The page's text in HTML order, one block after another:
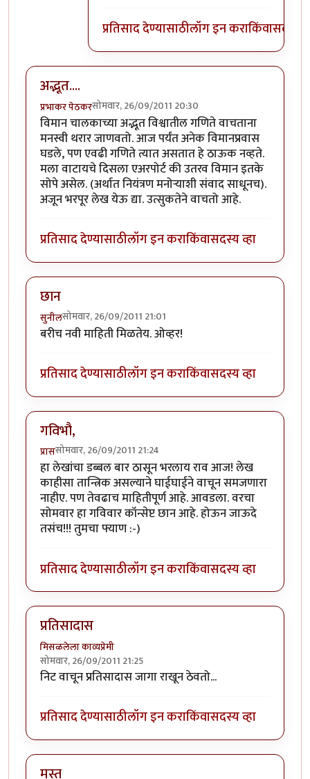
प्रतिसाद देण्यासाठीलॉग इन कराकिंवासदस्य
अद्भूत....
प्रभाकर पेठकरसोमवार, 26/09/2011 20:30
विमान चालकाच्या अद्भूत विश्वातील गणिते वाचताना
मनस्वी थरार जाणवतो. आज पर्यंत अनेक विमानप्रवास
घडले, पण एवढी गणिते त्यात असतात हे ठाऊक नव्हते.
मला वाटायचे दिसला एअरपोर्ट की उतरव विमान इतके
सोपे असेल. (अर्थात नियंत्रण मनोर्‍याशी संवाद साधूनच).
अजून भरपूर लेख येऊ द्या. उत्सुकतेने वाचतो आहे.
प्रतिसाद देण्यासाठीलॉग इन कराकिंवासदस्य व्हा
छान
सुनीलसोमवार, 26/09/2011 21:01
बरीच नवी माहिती मिळतेय. ओव्हर!
प्रतिसाद देण्यासाठीलॉग इन कराकिंवासदस्य व्हा
गविभौ,
प्राससोमवार, 26/09/2011 21:24
हा लेखांचा डब्बल बार ठासून भरलाय राव आज! लेख
काहीसा तान्त्रिक असल्याने घाईघाईने वाचून समजणारा
नाहीए. पण तेवढाच माहितीपूर्ण आहे. आवडला. वरचा
सोमवार हा गविवार कॉन्सेप्ट छान आहे. होऊन जाऊदे
तसंच!!! तुमचा फ्याण :-)
प्रतिसाद देण्यासाठीलॉग इन कराकिंवासदस्य व्हा
प्रतिसादास
मिसळलेला काव्यप्रेमी
सोमवार, 26/09/2011 21:25
निट वाचून प्रतिसादास जागा राखून ठेवतो...
प्रतिसाद देण्यासाठीलॉग इन कराकिंवासदस्य व्हा